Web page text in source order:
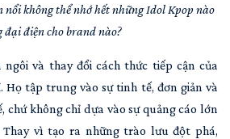
nổi không thể nhớ hết những Idol Kpop nào
đại điện cho brand nào?
và thay đổi cách thức tiếp cận của
tập trung vào sự tinh tế, đơn giản và
chứ không chỉ dựa vào sự quảng cáo lớn
Thay vì tạo ra những trào lưu đột phá,